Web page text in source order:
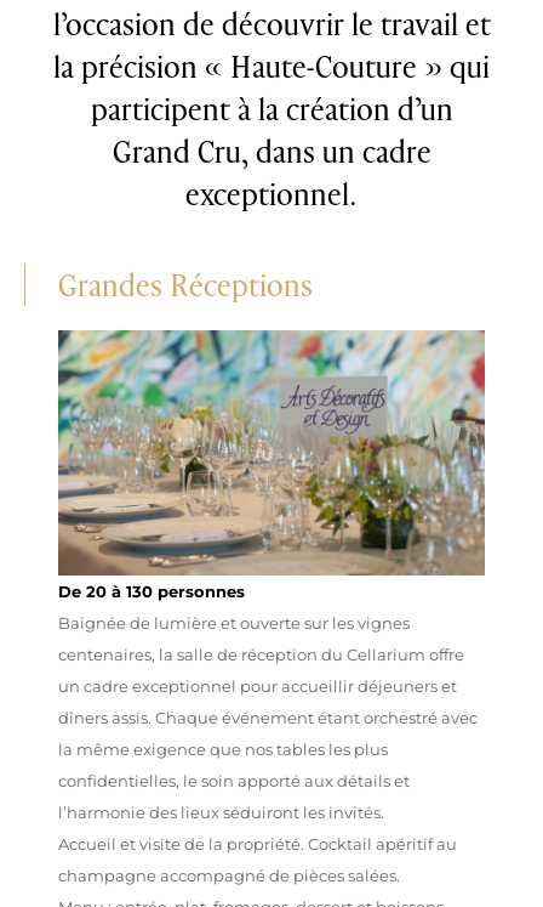
l’occasion de découvrir le travail et
la précision « Haute-Couture » qui
participent à la création d’un
Grand Cru, dans un cadre
exceptionnel.
Grandes Réceptions
De 20 à 130 personnes
Baignée de lumière et ouverte sur les vignes
centenaires, la salle de réception du Cellarium offre
un cadre exceptionnel pour accueillir déjeuners et
dîners assis. Chaque événement étant orchestré avec
la même exigence que nos tables les plus
confidentielles, le soin apporté aux détails et
l’harmonie des lieux séduiront les invités.
Accueil et visite de la propriété. Cocktail apéritif au
champagne accompagné de pièces salées.